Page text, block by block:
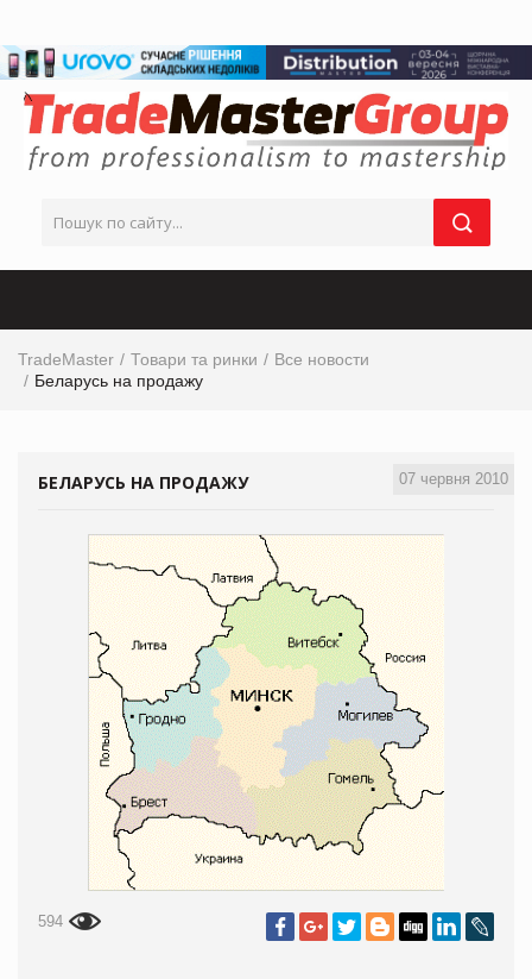
TradeMaster Товари та ринки
Все новости
Беларусь на продажу
07 червня 2010
БЕЛАРУСЬ НА ПРОДАЖУ
594